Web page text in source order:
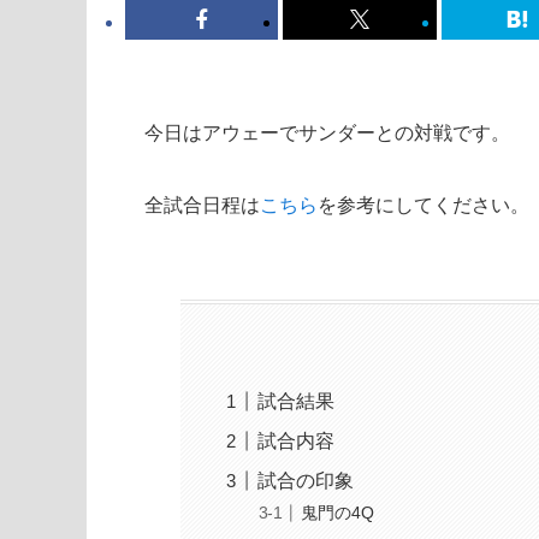
今日はアウェーでサンダーとの対戦です。
全試合日程はこちら を参考にしてください。
試合結果
試合内容
試合の印象
鬼門の4Q